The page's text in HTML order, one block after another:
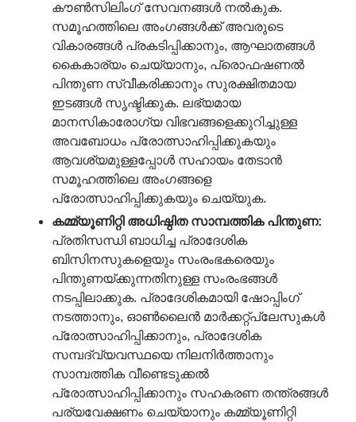
കൗൺസിലിംഗ് സേവനങ്ങൾ നൽകുക.
സമൂഹത്തിലെ അംഗങ്ങൾക്ക് അവരുടെ
വികാരങ്ങൾ പ്രകടിപ്പിക്കാനും, ആഘാതങ്ങൾ
കൈകാര്യം ചെയ്യാനും, പ്രൊഫഷണൽ
പിന്തുണ സ്വീകരിക്കാനും സുരക്ഷിതമായ
ഇടങ്ങൾ സൃഷ്ടിക്കുക. ലഭ്യമായ
മാനസികാരോഗ്യ വിഭവങ്ങളെക്കുറിച്ചുള്ള
അവബോധം പ്രോത്സാഹിപ്പിക്കുകയും
ആവശ്യമുള്ളപ്പോൾ സഹായം തേടാൻ
സമൂഹത്തിലെ അംഗങ്ങളെ
പ്രോത്സാഹിപ്പിക്കുകയും ചെയ്യുക.
കമ്മ്യൂണിറ്റി അധിഷ്ഠിത സാമ്പത്തിക പിന്തുണ:
പ്രതിസന്ധി ബാധിച്ച പ്രാദേശിക
ബിസിനസുകളെയും സംരംഭകരെയും
പിന്തുണയ്ക്കുന്നതിനുള്ള സംരംഭങ്ങൾ
നടപ്പിലാക്കുക. പ്രാദേശികമായി ഷോപ്പിംഗ്
നടത്താനും, ഓൺലൈൻ മാർക്കറ്റ്പ്ലേസുകൾ
പ്രോത്സാഹിപ്പിക്കാനും, പ്രാദേശിക
സമ്പദ്‌വ്യവസ്ഥയെ നിലനിർത്താനും
സാമ്പത്തിക വീണ്ടെടുക്കൽ
പ്രോത്സാഹിപ്പിക്കാനും സഹകരണ തന്ത്രങ്ങൾ
പര്യവേക്ഷണം ചെയ്യാനും കമ്മ്യൂണിറ്റി